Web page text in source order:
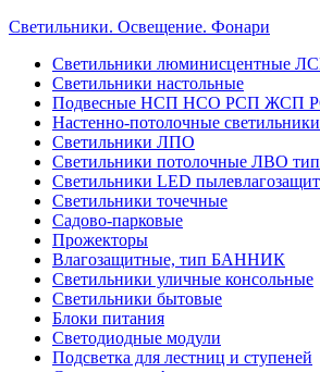
Светильники. Освещение. Фонари
Светильники люминисцентные
Светильники настольные
Подвесные НСП НСО РСП ЖСП
Настенно-потолочные
Светильники ЛПО
Светильники потолочные ЛВО
Светильники LED
Светильники точечные
Садово-парковые
Прожекторы
Влагозащитные, тип БАННИК
Светильники уличные консольные
Светильники бытовые
Блоки питания
Светодиодные модули
Подсветка для лестниц и ступеней